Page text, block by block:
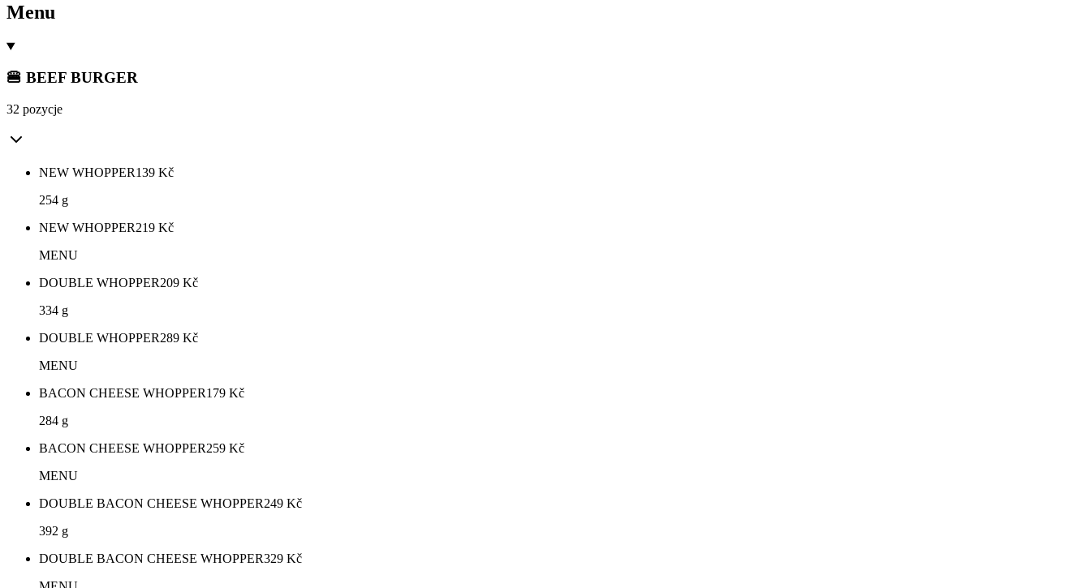
Menu
🍔 BEEF BURGER
32 pozycje
NEW WHOPPER139 Kč
254 g
NEW WHOPPER219 Kč
MENU
DOUBLE WHOPPER209 Kč
334 g
DOUBLE WHOPPER289 Kč
MENU
BACON CHEESE WHOPPER179 Kč
284 g
BACON CHEESE WHOPPER259 Kč
MENU
DOUBLE BACON CHEESE WHOPPER249 Kč
392 g
DOUBLE BACON CHEESE WHOPPER329 Kč